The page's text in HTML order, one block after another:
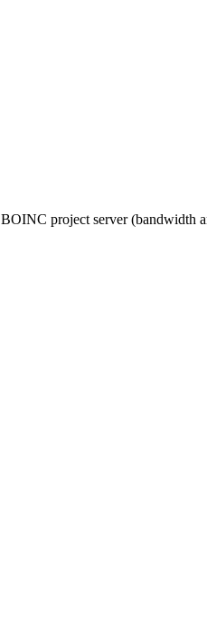
project server (bandwidth